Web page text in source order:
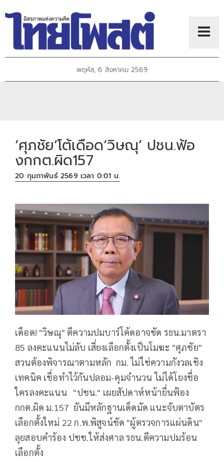
พฤหัส, 6 สิงหาคม 2569
‘ศุภชัย’โต้เดือด‘วิษณุ’ ปชน.ฟ้อ
งกกต.ผิด157
20 กุมภาพันธ์ 2569 เวลา 0:01 น.
เดือด! "วิษณุ" ตีความปมบาร์โค้ดอาจขัด รธน.มาตรา
85 ลงคะแนนไม่ลับ เสี่ยงเลือกตั้งเป็นโมฆะ "ศุภชัย"
สวนต้องพิจารณาตามหลัก กม. ไม่ใช่ความกังวลเชิง
เทคนิค เชื่อทำไว้กันปลอม-คุมจำนวน ไม่ได้โยงชื่อ
ใครลงคะแนน "ปชน." เผยสัปดาห์หน้ายื่นฟ้อง
กกต.ผิด ม.157 ยันมีหลักฐานเด็ดมัด แนะจับตาบัตร
เลือกตั้งใหม่ 22 ก.พ.พิสูจน์ชัด "ผู้ตรวจการแผ่นดิน"
ลุยสอบคำร้อง ปชช.ให้ส่งศาล รธน.ตีความปมร้อน
เลือกตั้ง